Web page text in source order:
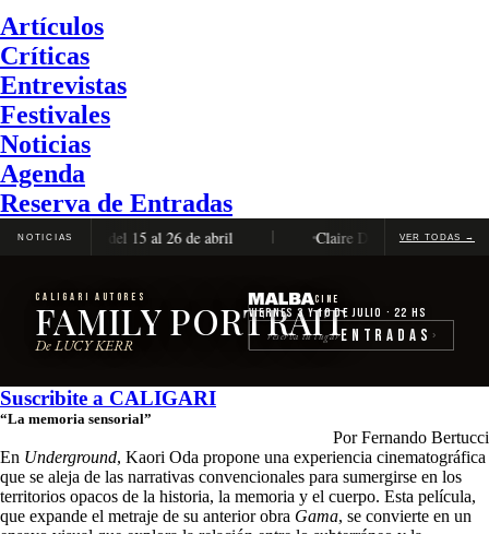
Artículos
Críticas
Entrevistas
Festivales
Noticias
Agenda
Reserva de Entradas
NOTICIAS
completa, del 15 al 26 de abril Claire Denis será distinguida
VER TODAS →
CALIGARI AUTORES
FAMILY PORTRAIT
De LUCY KERR
Cine
Viernes 3 y 10 de julio · 22 hs
reserva tu lugarEntradas ›
Suscribite a CALIGARI
“La memoria sensorial”
Por Fernando Bertucci
En Underground, Kaori Oda propone una experiencia cinematográfica
que se aleja de las narrativas convencionales para sumergirse en los
territorios opacos de la historia, la memoria y el cuerpo. Esta película,
que expande el metraje de su anterior obra Gama, se convierte en un